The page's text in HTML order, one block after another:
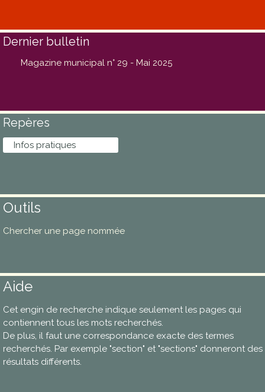
Dernier bulletin
Magazine municipal n° 29 - Mai 2025
Repères
Infos pratiques
Outils
Chercher une page nommée
Aide
Cet engin de recherche indique seulement les pages qui
contiennent tous les mots recherchés.
De plus, il faut une correspondance exacte des termes
recherchés. Par exemple "section" et "sections" donneront des
résultats différents.